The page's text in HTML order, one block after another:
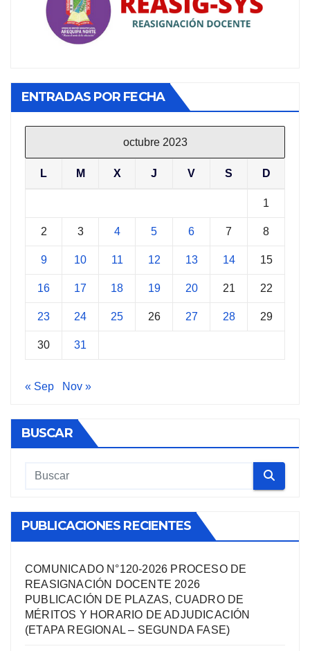
ENTRADAS POR FECHA
octubre 2023
L M X J V S D
1
2 3 4 5 6 7 8
9 10 11 12 13 14 15
16 17 18 19 20 21 22
23 24 25 26 27 28 29
30 31
« Sep Nov »
BUSCAR
PUBLICACIONES RECIENTES
COMUNICADO N°120-2026 PROCESO DE
REASIGNACIÓN DOCENTE 2026
PUBLICACIÓN DE PLAZAS, CUADRO DE
MÉRITOS Y HORARIO DE ADJUDICACIÓN
(ETAPA REGIONAL – SEGUNDA FASE)